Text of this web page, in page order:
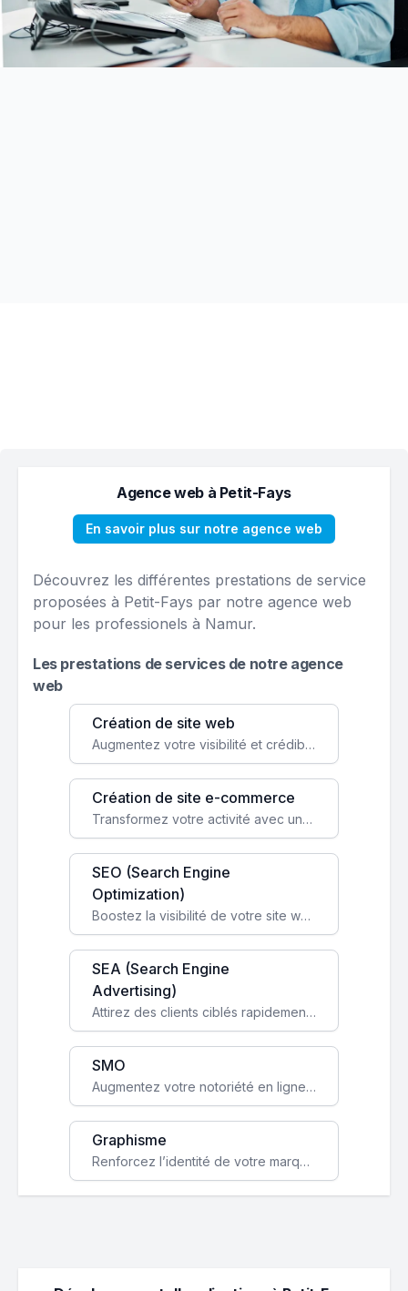
Agence web à Petit-Fays
En savoir plus sur notre agence web
Découvrez les différentes prestations de service
proposées à Petit-Fays par notre agence web
pour les professionels à Namur.
Les prestations de services de notre agence
web
Création de site web
Augmentez votre visibilité et crédibilité en ligne avec un site web performant, conçu pour attirer plus de clients.
Création de site e-commerce
Transformez votre activité avec une boutique en ligne, accessible à l'échelle mondiale 24/7.
SEO (Search Engine
Optimization)
Boostez la visibilité de votre site web sur Google et attirez du trafic qualifié grâce à nos stratégies SEO.
SEA (Search Engine
Advertising)
Attirez des clients ciblés rapidement avec des campagnes publicitaires payantes optimisées pour vos objectifs.
SMO
Augmentez votre notoriété en ligne et stimulez la croissance de votre entreprise grâce à une stratégie sociale sur mesure.
Graphisme
Renforcez l’identité de votre marque avec un design unique qui capte l’attention et engage vos clients.